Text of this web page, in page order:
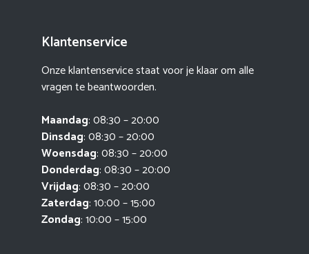
Klantenservice
Onze klantenservice staat voor je klaar om alle
vragen te beantwoorden.
Maandag: 08:30 – 20:00
Dinsdag: 08:30 – 20:00
Woensdag: 08:30 – 20:00
Donderdag: 08:30 – 20:00
Vrijdag: 08:30 – 20:00
Zaterdag: 10:00 – 15:00
Zondag: 10:00 – 15:00